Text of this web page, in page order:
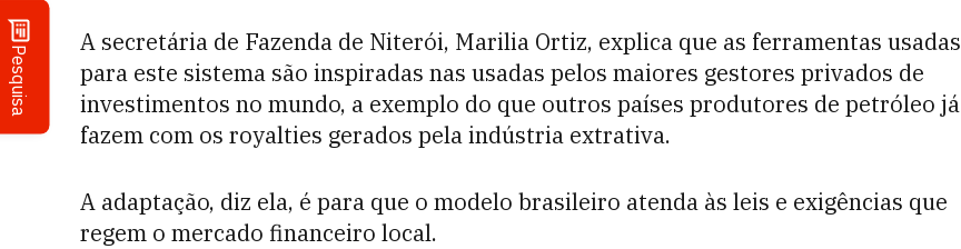
Pesquisa
A secretária de Fazenda de Niterói, Marilia Ortiz, explica que as ferramentas usadas
para este sistema são inspiradas nas usadas pelos maiores gestores privados de
investimentos no mundo, a exemplo do que outros países produtores de petróleo já
fazem com os royalties gerados pela indústria extrativa.
A adaptação, diz ela, é para que o modelo brasileiro atenda às leis e exigências que
regem o mercado financeiro local.